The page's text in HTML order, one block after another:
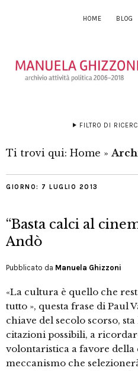
HOME BLOG
FILTRO DI
Ti trovi qui: Home »
GIORNO: 7 LUGLIO 2013
“Basta calci al
Andò
Pubblicato da Manuela Ghizzoni
«La cultura è quello che
tutto », questa frase di Paul
chiave del secolo scorso,
citazioni possibili, a
volontaristica a favore
meccanismo che